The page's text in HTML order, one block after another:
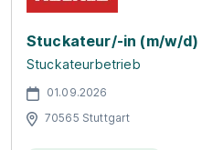
Stuckateur/-in (m/w/d)
Stuckateurbetrieb
01.09.2026
70565 Stuttgart